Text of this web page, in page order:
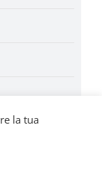
la tua